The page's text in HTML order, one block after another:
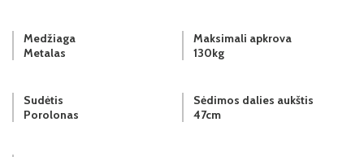
Medžiaga
Metalas
Maksimali apkrova
130kg
Sudėtis
Porolonas
Sėdimos dalies aukštis
47cm